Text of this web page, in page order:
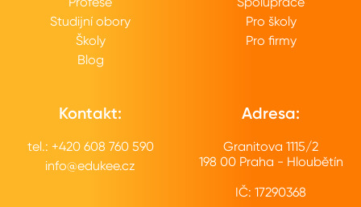
Studijní obory
Školy
Blog
Pro školy
Pro firmy
Kontakt:
tel.: +420 608 760 590
info@edukee.cz
Adresa:
Granitova 1115/2
198 00 Praha - Hloubětín
IČ: 17290368